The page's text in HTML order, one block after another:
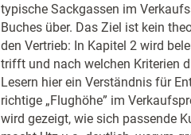
typische Sackgassen im
Buches über. Das Ziel ist kein
den Vertrieb: In Kapitel 2 wird
trifft und nach welchen Kriterien
Lesern hier ein Verständnis für
richtige „Flughöhe” im
wird gezeigt, wie sich passende